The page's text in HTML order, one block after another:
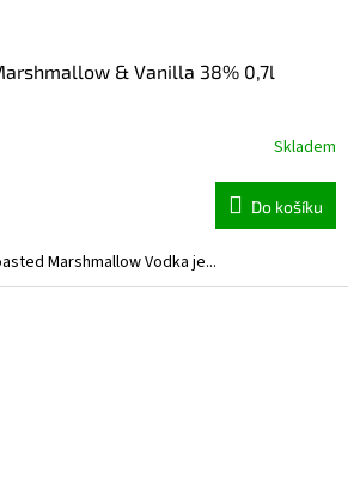
& Vanilla 38% 0,7l
Skladem
Do košíku
Marshmallow Vodka je...